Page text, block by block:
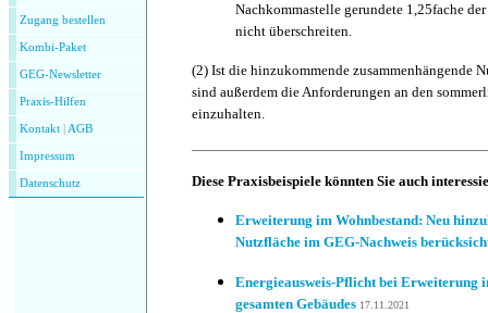
Zugang bestellen
Kombi-Paket
GEG-Newsletter
Praxis-Hilfen
Kontakt AGB
Impressum
Datenschutz
Nachkommastelle gerundete 1,25fache
nicht überschreiten.
(2) Ist die hinzukommende zusammenhängende
sind außerdem die Anforderungen an den
einzuhalten.
Diese Praxisbeispiele könnten Sie auch
Erweiterung im Wohnbestand: Neu
Nutzfläche im GEG-Nachweis
Energieausweis-Pflicht bei Erweiterung
gesamten Gebäudes 17.11.2021